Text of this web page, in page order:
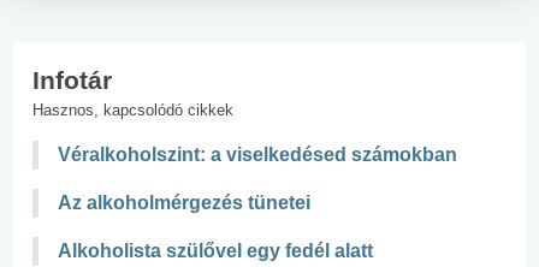
Infotár
Hasznos, kapcsolódó cikkek
Véralkoholszint: a viselkedésed számokban
Az alkoholmérgezés tünetei
Alkoholista szülővel egy fedél alatt